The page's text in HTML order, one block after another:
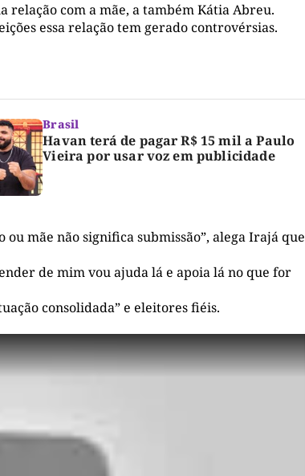
relação com a mãe, a também Kátia Abreu.
essa relação tem gerado controvérsias.
Brasil
Havan terá de pagar R$ 15 mil a Paulo
Vieira por usar voz em publicidade
mãe não significa submissão”, alega Irajá que
de mim vou ajuda lá e apoia lá no que for
consolidada” e eleitores fiéis.